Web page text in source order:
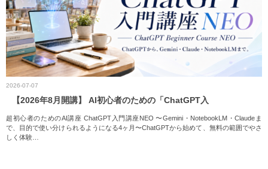
2026-07-07
【2026年8月開講】 AI初心者のための「ChatGPT入
超初心者のためのAI講座 ChatGPT入門講座NEO 〜Gemini・NotebookLM・Claudeま
で、目的で使い分けられるようになる4ヶ月〜ChatGPTから始めて、無料の範囲でやさ
しく体験